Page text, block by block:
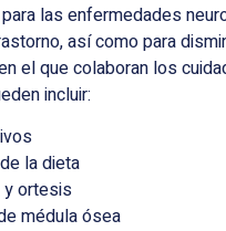
las enfermedades
así como para
el que colaboran los
incluir:
la dieta
y ortesis
médula ósea